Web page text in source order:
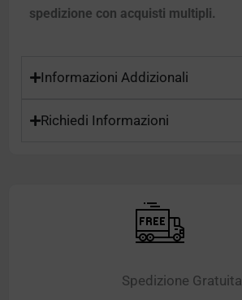
spedizione con acquisti multipli.
Informazioni Addizionali
Richiedi Informazioni
Spedizione Gratuita